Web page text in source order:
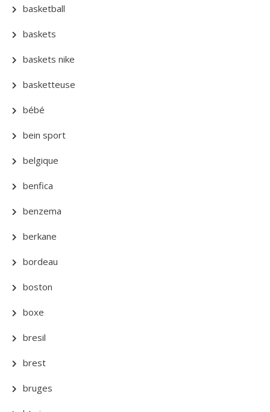
basketball
baskets
baskets nike
basketteuse
bébé
bein sport
belgique
benfica
benzema
berkane
bordeau
boston
boxe
bresil
brest
bruges